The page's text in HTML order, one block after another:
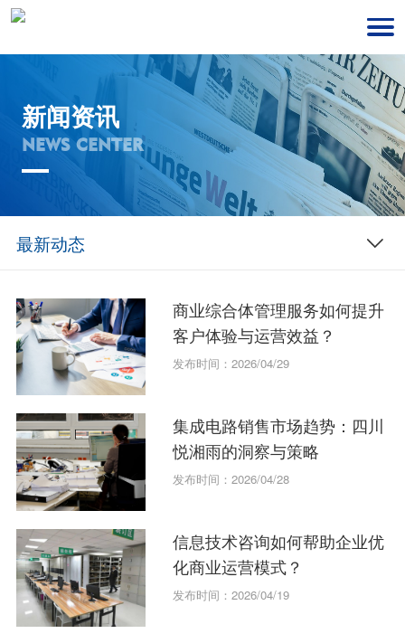
新闻资讯
NEWS CENTER
最新动态
商业综合体管理服务如何提升
客户体验与运营效益？
发布时间：2026/04/29
集成电路销售市场趋势：四川
悦湘雨的洞察与策略
发布时间：2026/04/28
信息技术咨询如何帮助企业优
化商业运营模式？
发布时间：2026/04/19